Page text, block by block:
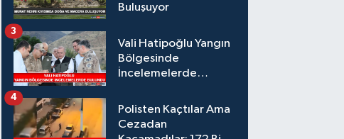
Buluşuyor
Vali Hatipoğlu Yangın
Bölgesinde
İncelemelerde
3
Polisten Kaçtılar Ama
Cezadan
4